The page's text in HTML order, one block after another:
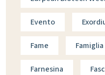
Evento
Fame Famiglia
Farnesina